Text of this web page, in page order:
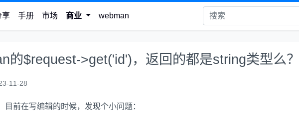
享 手册 市场 商业 webman
的$request->get('id')，返回的都是string类型么？
11-28
目前在写编辑的时候，发现个小问题：